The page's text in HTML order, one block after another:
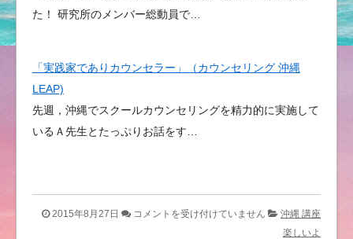
た！ 研究所のメンバー総動員で…
「実践家でありカウンセラー」（カウンセリング 沖縄
LEAP)
先週，沖縄でスクールカウンセリングを精力的に実施して
いるＡ先生とたっぷりお話をす…
2015年8月27日
告
コメントを受け付けていません
沖縄 講座
楽しいよ